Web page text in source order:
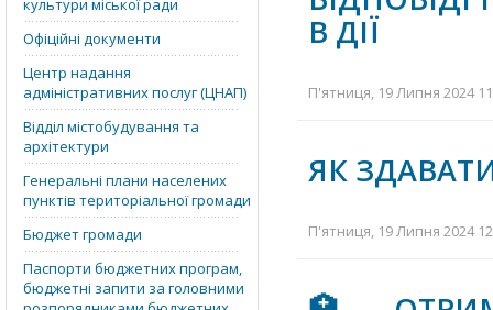
культури міської ради
Офіційні документи
Центр надання
адміністративних послуг (ЦНАП)
Відділ містобудування та
архітектури
Генеральні плани населених
пунктів територіальної громади
Бюджет громади
Паспорти бюджетних програм,
бюджетні запити за головними
В ДІЇ
П'ятниця, 19 Липня 2024
ЯК
П'ятниця, 19 Липня 2024